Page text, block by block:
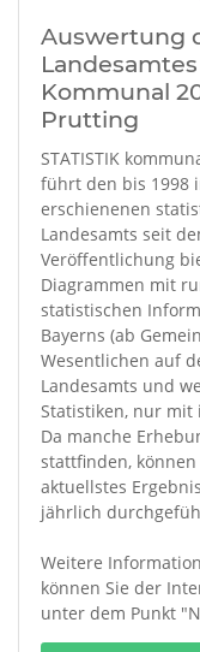
Auswertung
Kommunal
Prutting
STATISTIK
führt den bis 1998
erschienenen
Landesamts seit
Veröffentlichung
Diagrammen mit
statistischen
Bayerns (ab
Wesentlichen auf
Landesamts und
Statistiken, nur mit
Da manche
stattfinden, können
aktuellstes
jährlich
Weitere
können Sie der
unter dem Punkt